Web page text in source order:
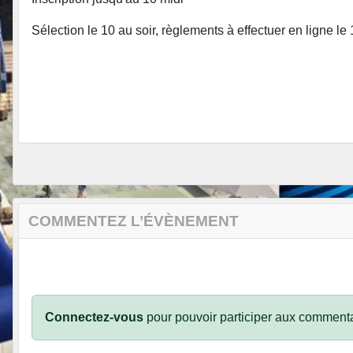
Sélection le 10 au soir, règlements à effectuer en ligne le
COMMENTEZ L’ÉVÈNEMENT
Connectez-vous pour pouvoir participer aux